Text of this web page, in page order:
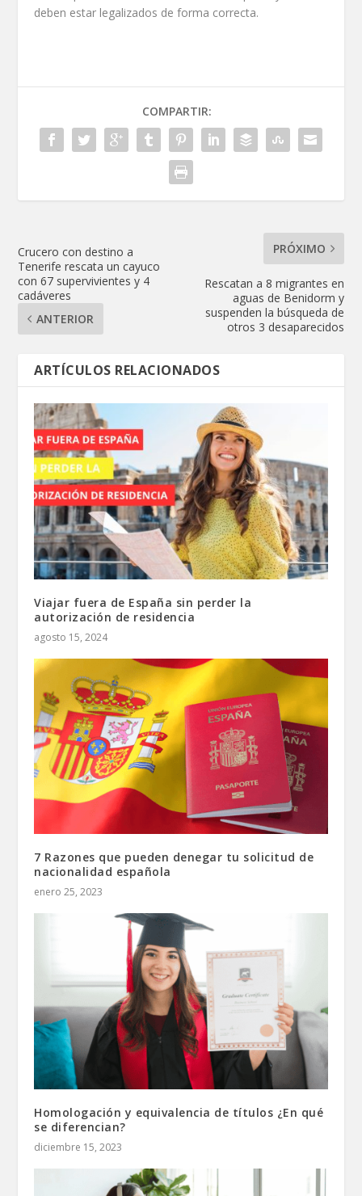
deben estar legalizados de forma correcta.
COMPARTIR:
Crucero con destino a
Tenerife rescata un cayuco
con 67 supervivientes y 4
cadáveres
ANTERIOR
PRÓXIMO
Rescatan a 8 migrantes en
aguas de Benidorm y
suspenden la búsqueda de
otros 3 desaparecidos
ARTÍCULOS RELACIONADOS
Viajar fuera de España sin perder la
autorización de residencia
agosto 15, 2024
7 Razones que pueden denegar tu solicitud de
nacionalidad española
enero 25, 2023
Homologación y equivalencia de títulos ¿En qué
se diferencian?
diciembre 15, 2023